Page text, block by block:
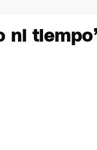
ni